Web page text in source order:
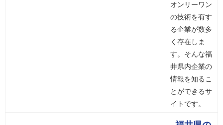
オンリーワン
の技術を有す
る企業が数多
く存在しま
す。そんな福
井県内企業の
情報を知るこ
とができるサ
イトです。